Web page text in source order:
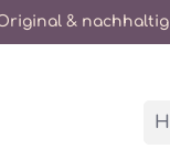
& nachhaltig